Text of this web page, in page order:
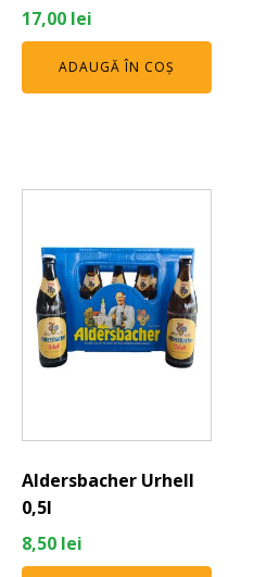
17,00 lei
ADAUGĂ ÎN COȘ
Aldersbacher Urhell
0,5l
8,50 lei